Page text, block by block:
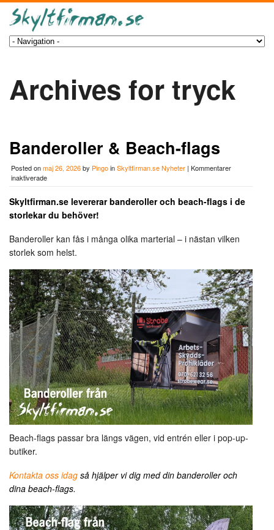
Archives for tryck
Banderoller & Beach-flags
Posted onmaj 26, 2026by PingoinSkyltfirman.se Nyheter | Kommentarer
inaktiveradeför
Beach-
flags
Skyltfirman.se levererar banderoller och beach-flags i de
storlekar du behöver!
Banderoller kan fås i många olika marterial – i nästan vilken
storlek som helst.
Beach-flags passar bra längs vägen, vid entrén eller i pop-up-
butiker.
Kontakta oss idag så hjälper vi dig med din banderoller och
dina beach-flags.